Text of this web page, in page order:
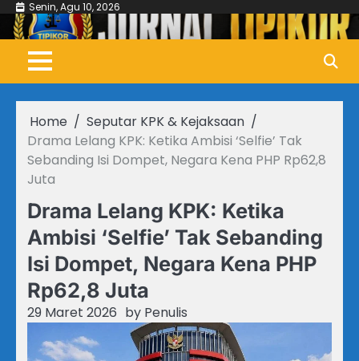
Skip
content
Senin, Agu 10, 2026
Home
Seputar KPK & Kejaksaan
Drama Lelang KPK: Ketika Ambisi ‘Selfie’ Tak
Sebanding Isi Dompet, Negara Kena PHP Rp62,8
Juta
Drama Lelang KPK: Ketika
Ambisi ‘Selfie’ Tak Sebanding
Isi Dompet, Negara Kena PHP
Rp62,8 Juta
29 Maret 2026 by Penulis